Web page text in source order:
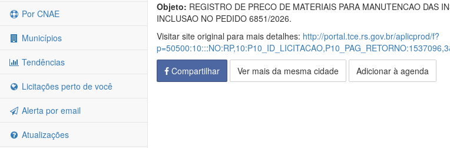
Por CNAE
Municípios
Tendências
Licitações perto de você
Alerta por email
Atualizações
Objeto: REGISTRO DE PRECO DE MATERIAIS PARA MANUTENCAO DAS
INCLUSAO NO PEDIDO 6851/2026.
Visitar site original para mais detalhes: http://portal.tce.rs.gov.br/aplicprod/f?
Compartilhar
Ver mais da mesma cidade Adicionar à agenda